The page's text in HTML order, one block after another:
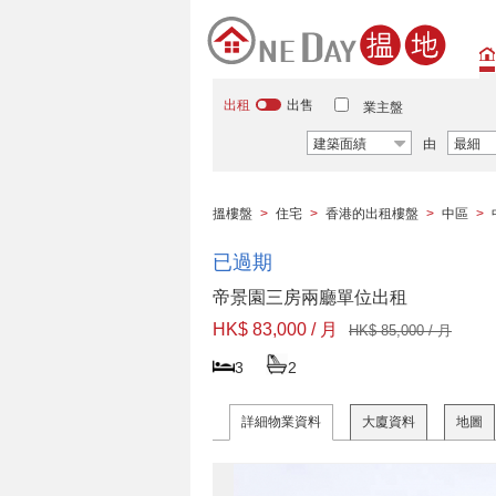
出租 出售 業主盤
建築面績 由 最細
搵樓盤 > 住宅 > 香港的出租樓盤 > 中區 >
已過期
帝景園三房兩廳單位出租
HK$ 83,000 / 月
HK$ 85,000 / 月
3 2
詳細物業資料 大廈資料 地圖